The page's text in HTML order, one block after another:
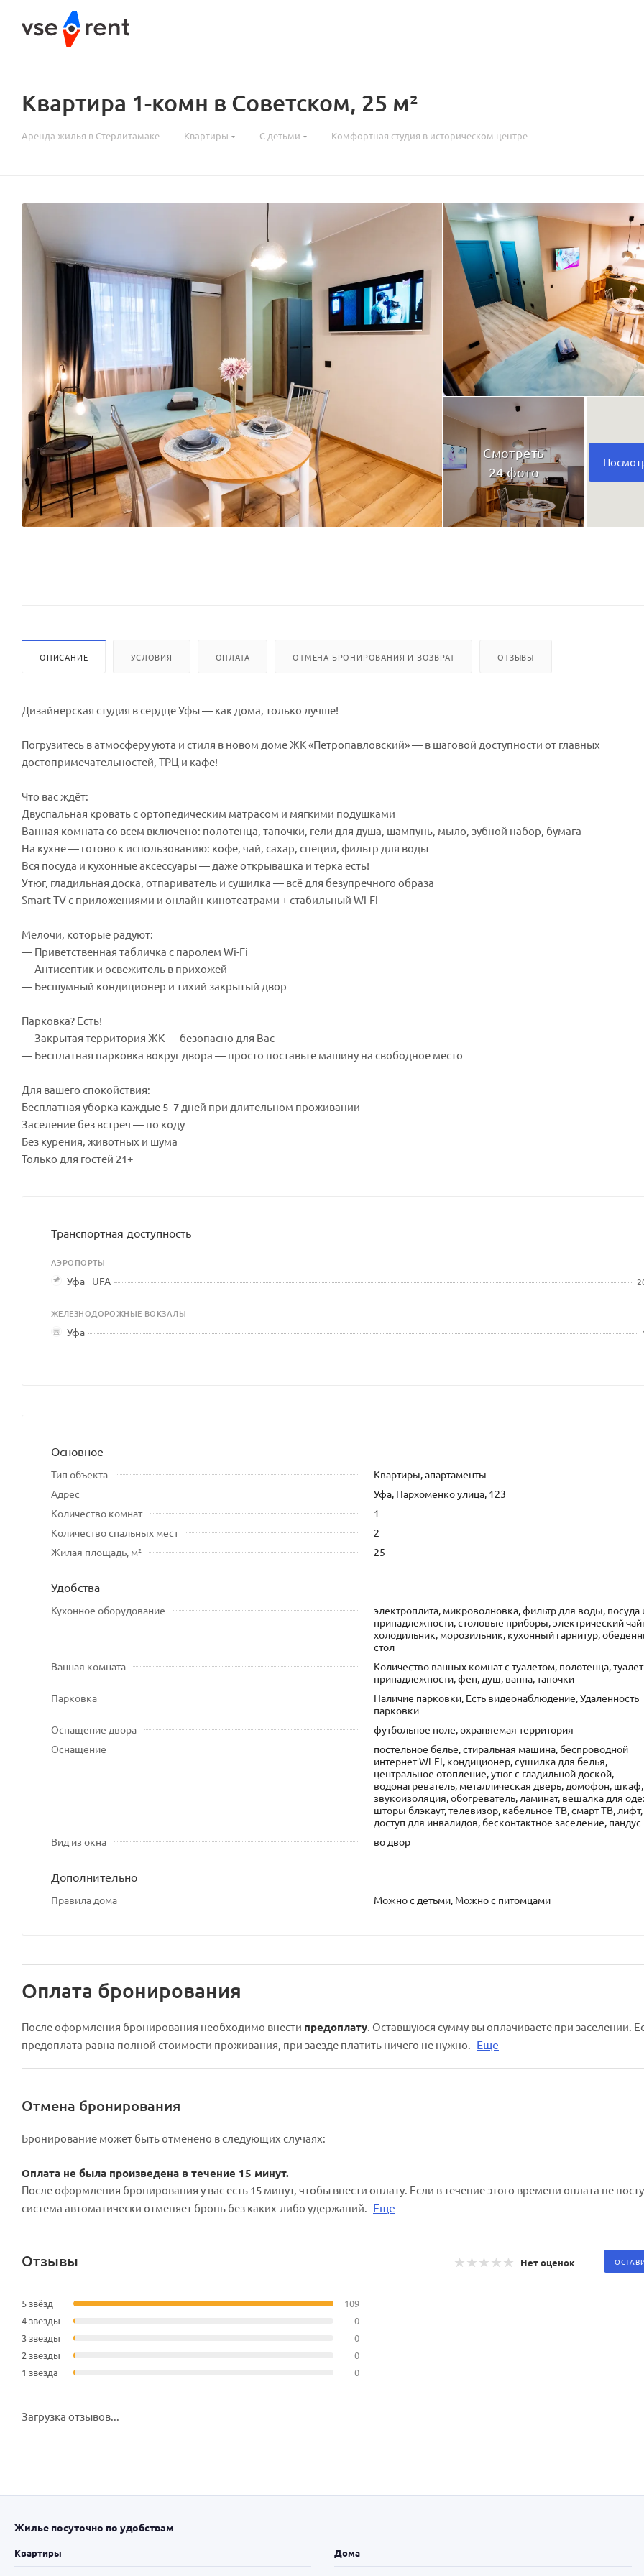
Квартира 1-комн в Советском, 25 м²
Аренда жилья в Стерлитамаке — Квартиры — С детьми — Комфортная студия в историческом цeнтрe
Смотреть
24 фото
ОПИСАНИЕ УСЛОВИЯ ОПЛАТА ОТМЕНА БРОНИРОВАНИЯ И ВОЗВРАТ ОТЗЫВЫ
Дизайнерская студия в сердце Уфы — как дома, только лучше!
Погрузитесь в атмосферу уюта и стиля в новом доме ЖК «Петропавловский» — в шаговой доступности от главных
достопримечательностей, ТРЦ и кафе!
Что вас ждёт:
Двуспальная кровать с ортопедическим матрасом и мягкими подушками
Ванная комната со всем включено: полотенца, тапочки, гели для душа, шампунь, мыло, зубной набор, бумага
На кухне — готово к использованию: кофе, чай, сахар, специи, фильтр для воды
Вся посуда и кухонные аксессуары — даже открывашка и терка есть!
Утюг, гладильная доска, отпариватель и сушилка — всё для безупречного образа
Smart TV с приложениями и онлайн-кинотеатрами + стабильный Wi-Fi
Мелочи, которые радуют:
— Приветственная табличка с паролем Wi-Fi
— Антисептик и освежитель в прихожей
— Бесшумный кондиционер и тихий закрытый двор
Парковка? Есть!
— Закрытая территория ЖК — безопасно для Вас
— Бесплатная парковка вокруг двора — просто поставьте машину на свободное место
Для вашего спокойствия:
Бесплатная уборка каждые 5–7 дней при длительном проживании
Заселение без встреч — по коду
Без курения, животных и шума
Только для гостей 21+
Транспортная доступность
АЭРОПОРТЫ
Уфа - UFA
ЖЕЛЕЗНОДОРОЖНЫЕ ВОКЗАЛЫ
Уфа
Основное
Тип объекта
Квартиры, апартаменты
Адрес
Уфа, Пархоменко улица, 123
Количество комнат
1
Количество спальных мест
2
Жилая площадь, м²
25
Удобства
Кухонное оборудование
электроплита, микроволновка, фильтр для воды, посуда
принадлежности, столовые приборы, электрический
холодильник, морозильник, кухонный гарнитур,
стол
Ванная комната
Количество ванных комнат с туалетом, полотенца,
принадлежности, фен, душ, ванна, тапочки
Парковка
Наличие парковки, Есть видеонаблюдение, Удаленность
парковки
Оснащение двора
футбольное поле, охраняемая территория
Оснащение
постельное белье, стиральная машина, беспроводной
интернет Wi-Fi, кондиционер, сушилка для белья,
центральное отопление, утюг с гладильной доской,
водонагреватель, металлическая дверь, домофон, шкаф,
звукоизоляция, обогреватель, ламинат, вешалка для
шторы блэкаут, телевизор, кабельное ТВ, смарт ТВ, лифт,
доступ для инвалидов, бесконтактное заселение, пандус
Вид из окна
во двор
Дополнительно
Правила дома Можно с детьми, Можно с питомцами
Оплата бронирования
После оформления бронирования необходимо внести предоплату. Оставшуюся сумму вы оплачиваете при заселении.
предоплата равна полной стоимости проживания, при заезде платить ничего не нужно. Еще
Отмена бронирования
Бронирование может быть отменено в следующих случаях:
Оплата не была произведена в течение 15 минут.
После оформления бронирования у вас есть 15 минут, чтобы внести оплату. Если в течение этого времени оплата не
система автоматически отменяет бронь без каких-либо удержаний. Еще
Отзывы
5 звёзд
109
4 звезды
0
3 звезды
0
2 звезды
0
1 звезда
0
Нет оценок
Загрузка отзывов...
Жилье посуточно по удобствам
Квартиры Дома